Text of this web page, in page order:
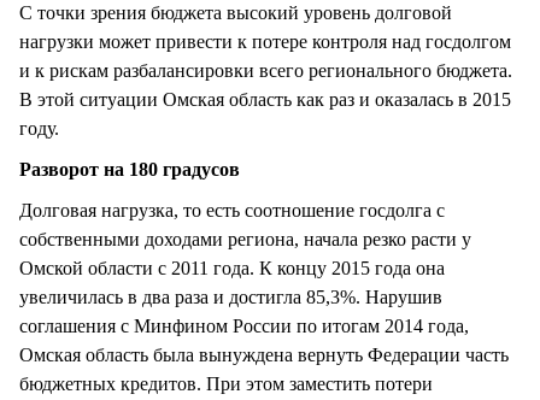
С точки зрения бюджета высокий уровень долговой
нагрузки может привести к потере контроля над госдолгом
и к рискам разбалансировки всего регионального бюджета.
В этой ситуации Омская область как раз и оказалась в 2015
году.
Разворот на 180 градусов
Долговая нагрузка, то есть соотношение госдолга с
собственными доходами региона, начала резко расти у
Омской области с 2011 года. К концу 2015 года она
увеличилась в два раза и достигла 85,3%. Нарушив
соглашения с Минфином России по итогам 2014 года,
Омская область была вынуждена вернуть Федерации часть
бюджетных кредитов. При этом заместить потери